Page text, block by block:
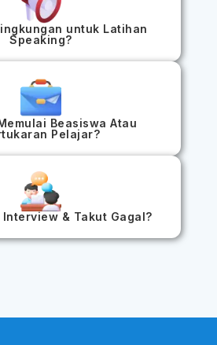
untuk Latihan
Speaking?
Beasiswa Atau
Pelajar?
Interview & Takut Gagal?